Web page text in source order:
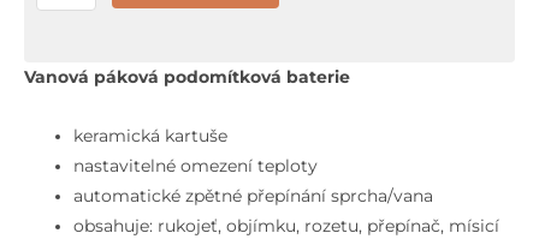
Hansgrohe
Vaňová
batéria
pod
omietku,
chróm
Vanová páková podomítková baterie
keramická kartuše
nastavitelné omezení teploty
automatické zpětné přepínání sprcha/vana
obsahuje: rukojeť, objímku, rozetu, přepínač, mísicí